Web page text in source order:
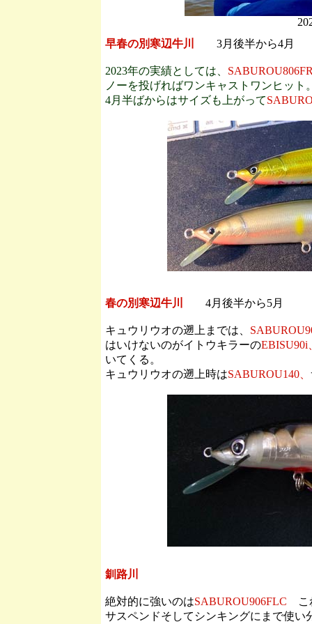
早春の別寒辺牛川 3月後半から4月
2023年の実績としては、
ノーを投げればワンキャストワンヒッ
4月半ばからはサイズも上がって
春の別寒辺牛川 4月後半から5月
キュウリウオの遡上までは、
はいけないのがイトウキラーのEBISU90i
いてくる。
キュウリウオの遡上時はSABUROU140、
釧路川
絶対的に強いのはSABUROU906FLC
サスペンドそしてシンキングにまで使